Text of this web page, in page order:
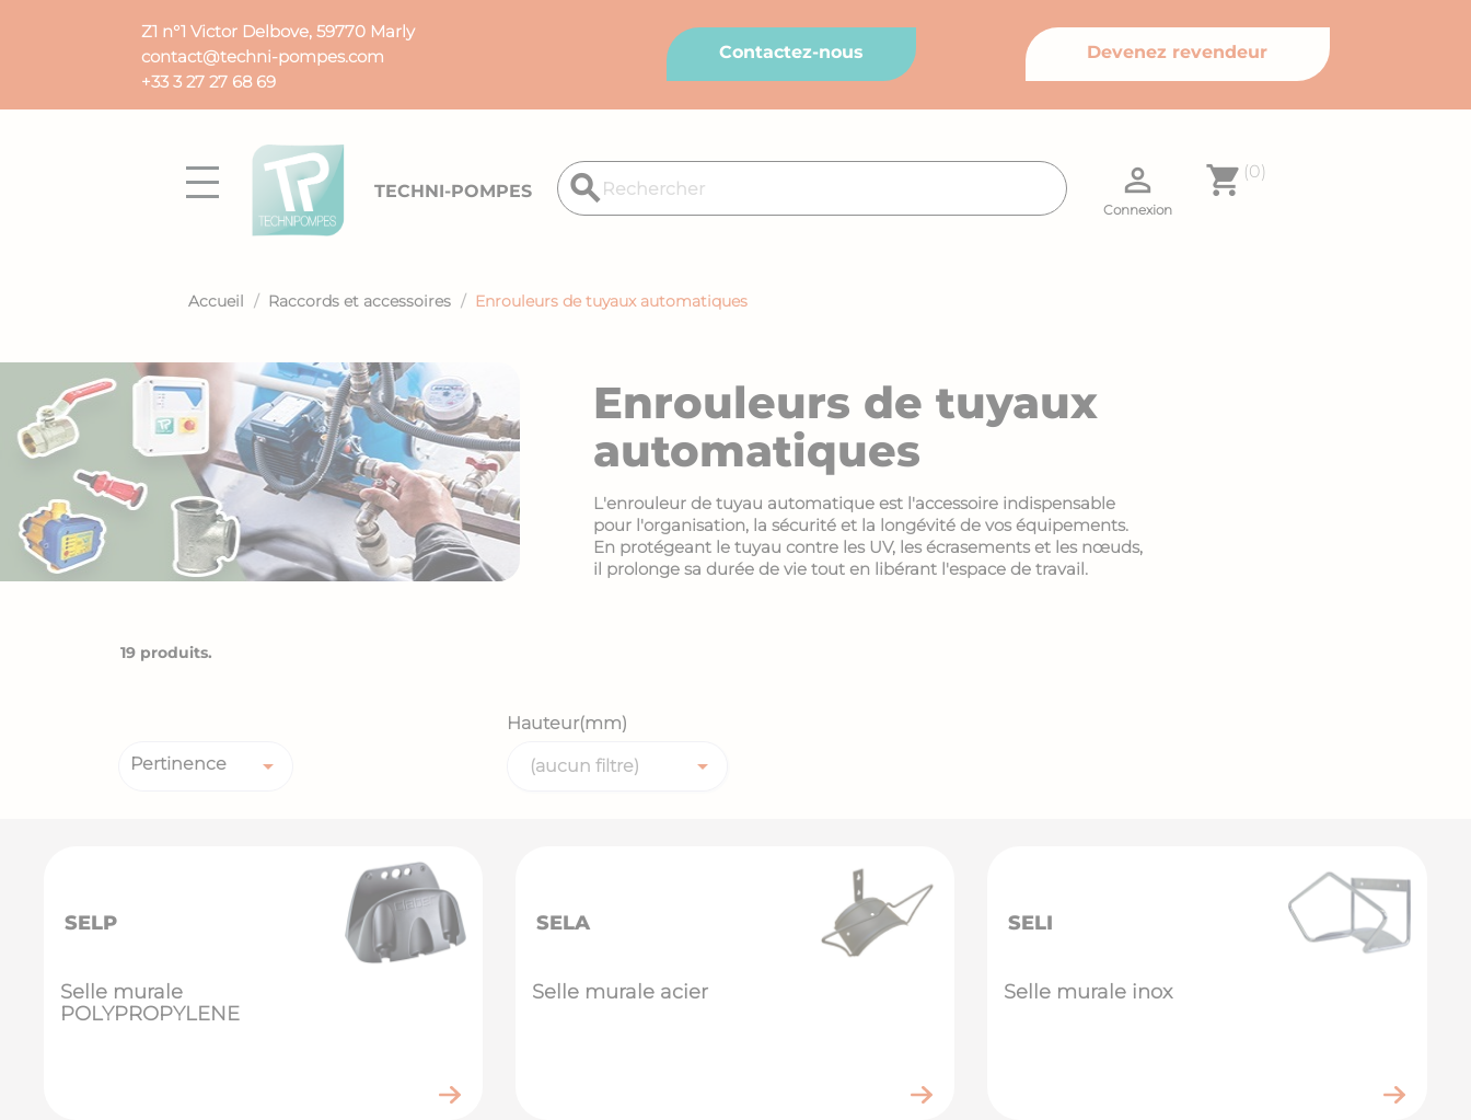
Z1 n°1 Victor Delbove, 59770 Marly
contact@techni-pompes.com
+33 3 27 27 68 69
Contactez-nous Devenez revendeur
TECHNI-POMPES search 
Connexion
shopping_cart (0)
Accueil Raccords et accessoires Enrouleurs de tuyaux automatiques
Enrouleurs de tuyaux
automatiques
L'enrouleur de tuyau automatique est l'accessoire indispensable
pour l'organisation, la sécurité et la longévité de vos équipements.
En protégeant le tuyau contre les UV, les écrasements et les nœuds,
il prolonge sa durée de vie tout en libérant l'espace de travail.
19 produits.
Pertinence 
Hauteur(mm)
(aucun filtre) 
SELP
Selle murale
POLYPROPYLENE
SELA
Selle murale acier
SELI
Selle murale inox